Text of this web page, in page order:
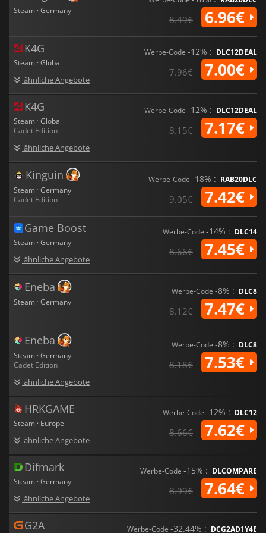
Steam · Germany
8.49€ 6.96€
K4G
Steam · Global
ähnliche Angebote
Werbe-Code -12% : DLC12DEAL
7.96€ 7.00€
K4G
Steam · Global
Cadet Edition
ähnliche Angebote
Werbe-Code -12% : DLC12DEAL
8.15€ 7.17€
Kinguin
Steam · Germany
Cadet Edition
Werbe-Code -18% : RAB20DLC
9.05€ 7.42€
Game Boost
Steam · Germany
ähnliche Angebote
Werbe-Code -14% : DLC14
8.66€ 7.45€
Eneba
Steam · Germany
Werbe-Code -8% : DLC8
8.12€ 7.47€
Eneba
Steam · Germany
Cadet Edition
ähnliche Angebote
Werbe-Code -8% : DLC8
8.18€ 7.53€
HRKGAME
Steam · Europe
ähnliche Angebote
Werbe-Code -12% : DLC12
8.66€ 7.62€
Difmark
Steam · Germany
ähnliche Angebote
Werbe-Code -15% : DLCOMPARE
8.99€ 7.64€
G2A Werbe-Code -32.44% : DCG2AD1Y4E